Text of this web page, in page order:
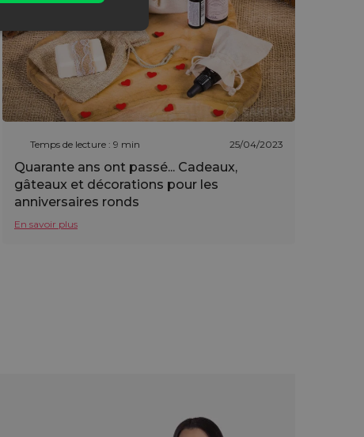
Temps de lecture : 9 min 25/04/2023
Quarante ans ont passé... Cadeaux,
gâteaux et décorations pour les
anniversaires ronds
En savoir plus